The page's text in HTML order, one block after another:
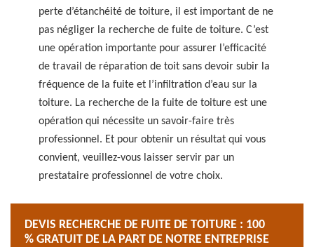
perte d’étanchéité de toiture, il est important de ne
pas négliger la recherche de fuite de toiture. C’est
une opération importante pour assurer l’efficacité
de travail de réparation de toit sans devoir subir la
fréquence de la fuite et l’infiltration d’eau sur la
toiture. La recherche de la fuite de toiture est une
opération qui nécessite un savoir-faire très
professionnel. Et pour obtenir un résultat qui vous
convient, veuillez-vous laisser servir par un
prestataire professionnel de votre choix.
DEVIS RECHERCHE DE FUITE DE TOITURE : 100
% GRATUIT DE LA PART DE NOTRE ENTREPRISE